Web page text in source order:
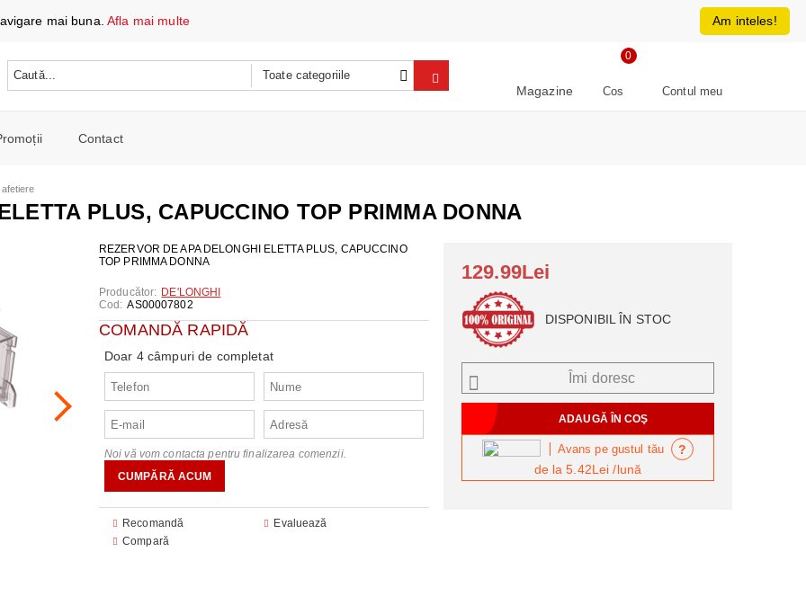
RON
Magazine Cos
0
Contul meu
ȘI ÎNCĂRCARE
TELEFOANE ȘI TABLETE
PORTABILI
ȘI CAFETIERE
COMBINE FRIGORIFICE
MICROUNDE
SI CUPTOARE INCORPORABILE
spalat si Uscatoare
și combine
de călcat
cu microunde
Contact
PLUS, CAPUCCINO TOP PRIMMA DONNA
REZERVOR DE APA DELONGHI ELETTA PLUS, CAPUCCINO
TOP PRIMMA DONNA
Producător: DE'LONGHI
Cod: AS00007802
COMANDĂ RAPIDĂ
Doar 4 câmpuri de completat
Noi vă vom contacta pentru finalizarea comenzii.
Recomandă
Evaluează
Compară
129.99Lei
DISPONIBIL ÎN STOC
Îmi doresc
de la5.42Lei/lună
Avans pe gustul tău ?
Am inteles!
mai buna.Afla mai multe